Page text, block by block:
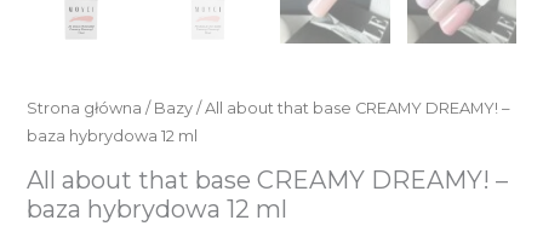
Strona główna / Bazy/ All about that base CREAMY DREAMY! –
baza hybrydowa 12 ml
All about that base CREAMY DREAMY! –
baza hybrydowa 12 ml